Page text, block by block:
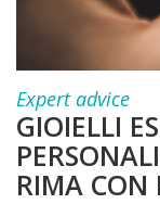
Expert advice
GIOIELLI
RIMA CON